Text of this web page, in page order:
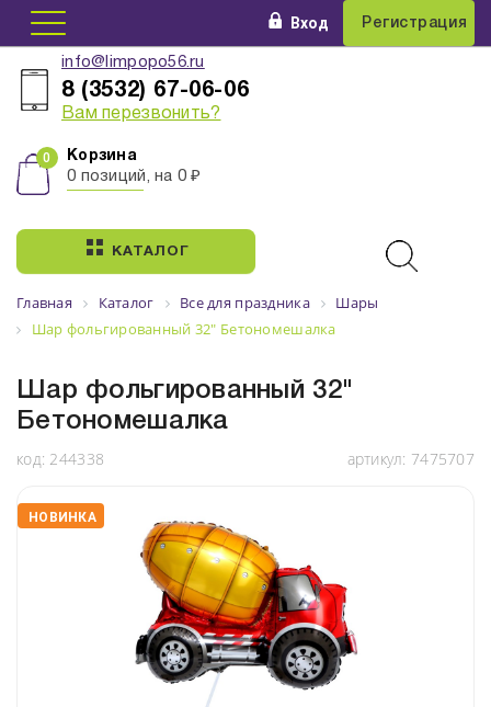
Вход Регистрация
info@limpopo56.ru
8 (3532) 67-06-06
Вам перезвонить?
Корзина
0 позиций, на 0 ₽
КАТАЛОГ
Главная Каталог Все для праздника
Шары
Шар фольгированный 32" Бетономешалка
Шар фольгированный 32"
Бетономешалка
код: 244338 артикул: 7475707
НОВИНКА